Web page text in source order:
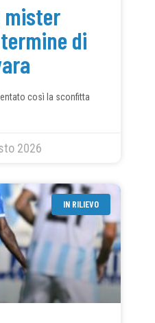
mister
di
così la sconfitta
2026
IN RILIEVO